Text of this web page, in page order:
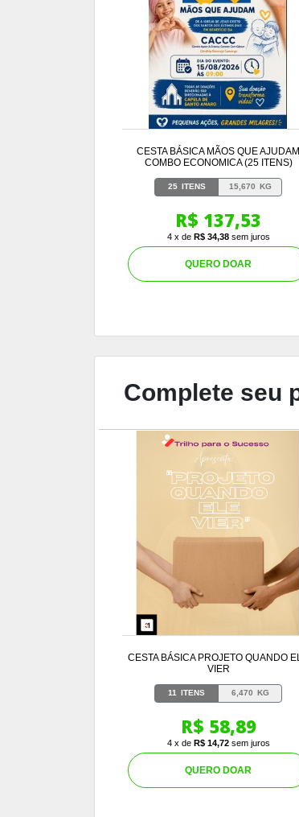
CESTA BÁSICA MÃOS QUE AJUDAM
COMBO ECONOMICA (25 ITENS)
25 ITENS 15,670 KG
R$ 137,53
4 x de R$ 34,38sem juros
QUERO DOAR
Complete seu
CESTA BÁSICA PROJETO QUANDO
VIER
11 ITENS 6,470 KG
R$ 58,89
4 x de R$ 14,72sem juros
QUERO DOAR